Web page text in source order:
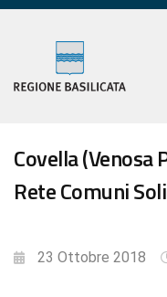
Covella (Venosa
Rete Comuni
23 Ottobre 2018